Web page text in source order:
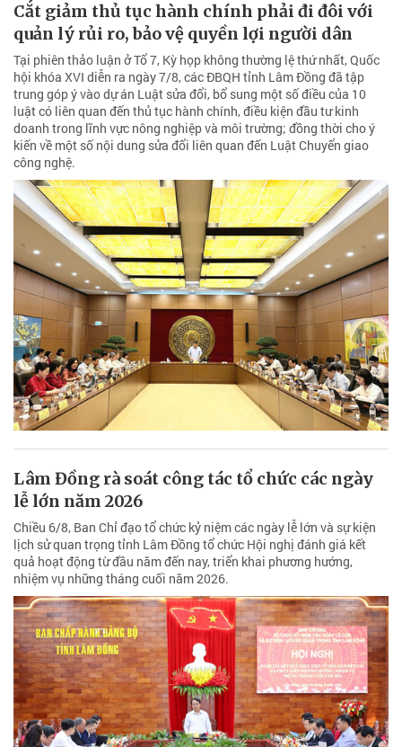
Cắt giảm thủ tục hành chính phải đi đôi với
quản lý rủi ro, bảo vệ quyền lợi người dân
Tại phiên thảo luận ở Tổ 7, Kỳ họp không thường lệ thứ nhất, Quốc
hội khóa XVI diễn ra ngày 7/8, các ĐBQH tỉnh Lâm Đồng đã tập
trung góp ý vào dự án Luật sửa đổi, bổ sung một số điều của 10
luật có liên quan đến thủ tục hành chính, điều kiện đầu tư kinh
doanh trong lĩnh vực nông nghiệp và môi trường; đồng thời cho ý
kiến về một số nội dung sửa đổi liên quan đến Luật Chuyển giao
công nghệ.
Lâm Đồng rà soát công tác tổ chức các ngày
lễ lớn năm 2026
Chiều 6/8, Ban Chỉ đạo tổ chức kỷ niệm các ngày lễ lớn và sự kiện
lịch sử quan trọng tỉnh Lâm Đồng tổ chức Hội nghị đánh giá kết
quả hoạt động từ đầu năm đến nay, triển khai phương hướng,
nhiệm vụ những tháng cuối năm 2026.